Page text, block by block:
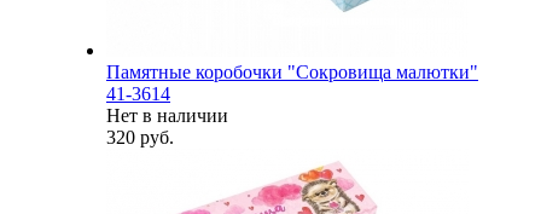
Памятные коробочки "Сокровища малютки"
41-3614
Нет в наличии
320 руб.